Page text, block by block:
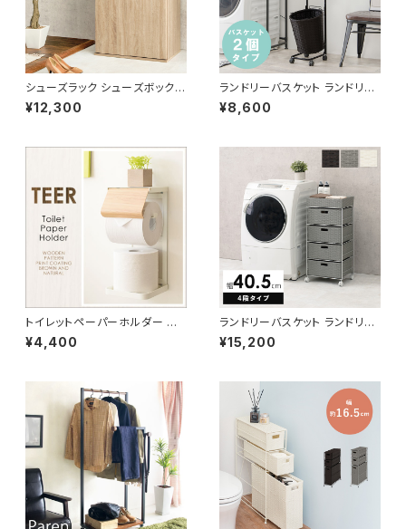
シューズラック シューズボックス
下駄箱 靴箱 玄関収納 玄関整理
新生活 模様替え 幅60
¥12,300
ランドリーバスケット ランドリー
ワゴン 洗濯カゴ キャスター付 ラ
ンドリー収納 新生活 一人暮らし
¥8,600
トイレットペーパーホルダー ペ
ーパーホルダー スタイリッシュ
トイレ用品 トイレグッズ
¥4,400
ランドリーバスケット ランドリー
ワゴン 洗濯カゴ キャスター付 ラ
ンドリー収納 新生活 一人暮らし
¥15,200